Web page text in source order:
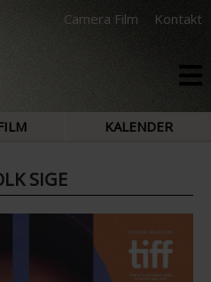
Camera Film Kontakt
KALENDER
SIGE